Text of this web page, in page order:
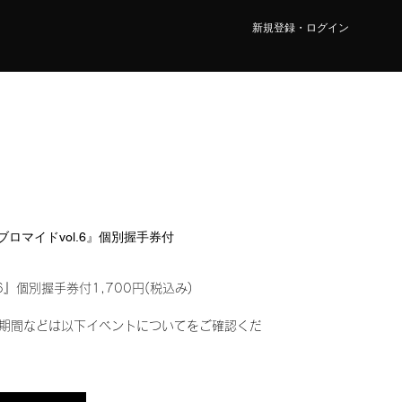
新規登録・ログイン
ロマイドvol.6』個別握手券付
』個別握手券付1,700円(税込み)
間などは以下イベントについてをご確認くだ